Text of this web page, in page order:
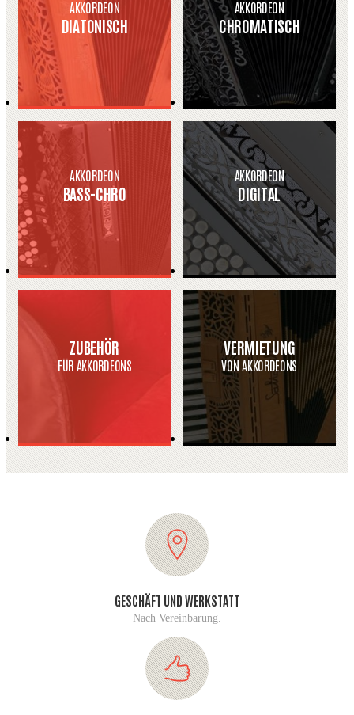
AKKORDEON
DIATONISCH
AKKORDEON
CHROMATISCH
AKKORDEON
BASS-CHRO
AKKORDEON
DIGITAL
ZUBEHÖR
FÜR AKKORDEONS
VERMIETUNG
VON AKKORDEONS
GESCHÄFT UND WERKSTATT
Nach Vereinbarung.